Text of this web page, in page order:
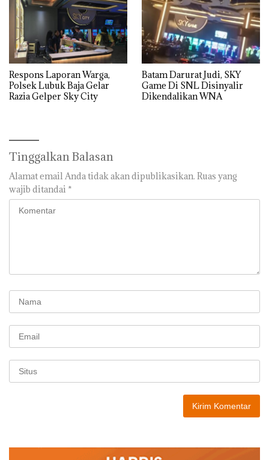
Respons Laporan Warga,
Polsek Lubuk Baja Gelar
Razia Gelper Sky City
Batam Darurat Judi, SKY
Game Di SNL Disinyalir
Dikendalikan WNA
Tinggalkan Balasan
Alamat email Anda tidak akan dipublikasikan. Ruas yang
wajib ditandai *